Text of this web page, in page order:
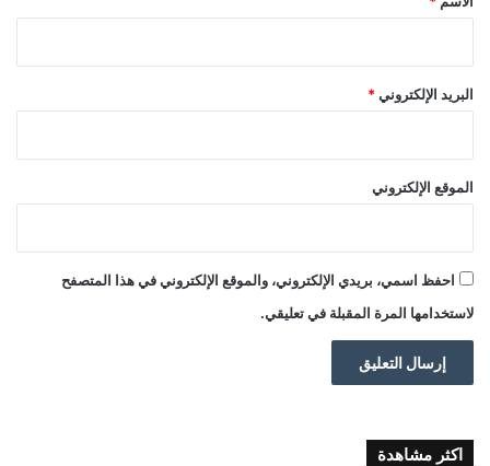
البريد الإلكتروني *
الموقع الإلكتروني
احفظ اسمي، بريدي الإلكتروني، والموقع الإلكتروني في هذا المتصفح
لاستخدامها المرة المقبلة في تعليقي.
اكثر مشاهدة